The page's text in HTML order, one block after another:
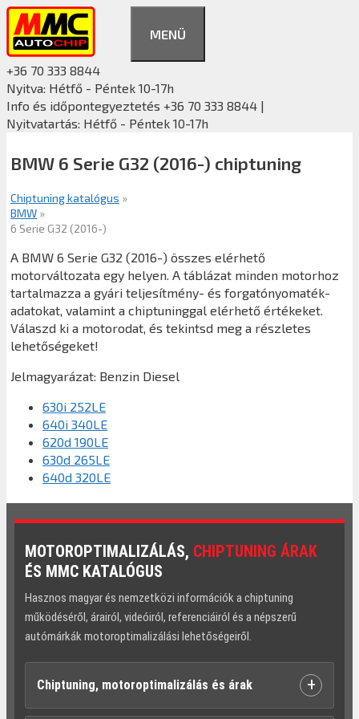
Kilépés
tartalomba
MENÜ
+36 70 333 8844
Nyitva: Hétfő - Péntek 10-17h
Info és időpontegyeztetés +36 70 333 8844 |
Nyitvatartás: Hétfő - Péntek 10-17h
BMW 6 Serie G32 (2016-) chiptuning
Chiptuning katalógus »
BMW »
6 Serie G32 (2016-)
A BMW 6 Serie G32 (2016-) összes elérhető
motorváltozata egy helyen. A táblázat minden motorhoz
tartalmazza a gyári teljesítmény- és forgatónyomaték-
adatokat, valamint a chiptuninggal elérhető értékeket.
Válaszd ki a motorodat, és tekintsd meg a részletes
lehetőségeket!
Jelmagyarázat: Benzin Diesel
630i 252LE
640i 340LE
620d 190LE
630d 265LE
640d 320LE
MOTOROPTIMALIZÁLÁS, CHIPTUNING ÁRAK
ÉS MMC KATALÓGUS
Hasznos magyar és nemzetközi információk a chiptuning
működéséről, árairól, videóiról, referenciáiról és a népszerű
autómárkák motoroptimalizálási lehetőségeiről.
Chiptuning, motoroptimalizálás és árak +